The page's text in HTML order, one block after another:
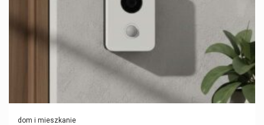
dom i mieszkanie